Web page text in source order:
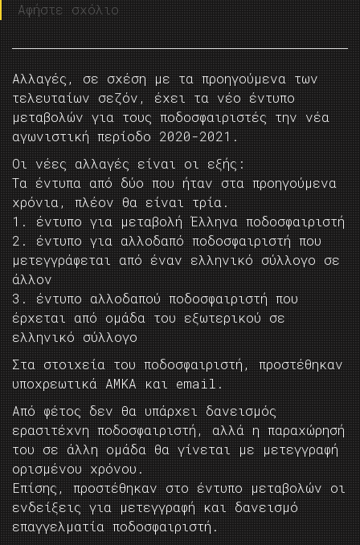
Αφήστε σχόλιο
Αλλαγές, σε σχέση με τα προηγούμενα των
τελευταίων σεζόν, έχει τα νέο έντυπο
μεταβολών για τους ποδοσφαιριστές την νέα
αγωνιστική περίοδο 2020-2021.
Οι νέες αλλαγές είναι οι εξής:
Τα έντυπα από δύο που ήταν στα προηγούμενα
χρόνια, πλέον θα είναι τρία.
1. έντυπο για μεταβολή Έλληνα ποδοσφαιριστή
2. έντυπο για αλλοδαπό ποδοσφαιριστή που
μετεγγράφεται από έναν ελληνικό σύλλογο σε
άλλον
3. έντυπο αλλοδαπού ποδοσφαιριστή που
έρχεται από ομάδα του εξωτερικού σε
ελληνικό σύλλογο
Στα στοιχεία του ποδοσφαιριστή, προστέθηκαν
υποχρεωτικά ΑΜΚΑ και email.
Από φέτος δεν θα υπάρχει δανεισμός
ερασιτέχνη ποδοσφαιριστή, αλλά η παραχώρησή
του σε άλλη ομάδα θα γίνεται με μετεγγραφή
ορισμένου χρόνου.
Επίσης, προστέθηκαν στο έντυπο μεταβολών οι
ενδείξεις για μετεγγραφή και δανεισμό
επαγγελματία ποδοσφαιριστή.